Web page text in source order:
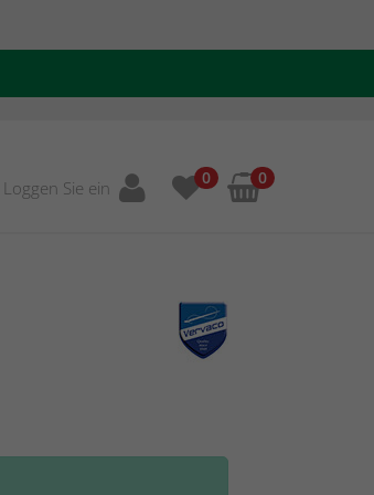
Loggen Sie ein 0 0